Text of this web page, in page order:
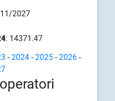
2027
: 14371.47
-2024-2025-2026-